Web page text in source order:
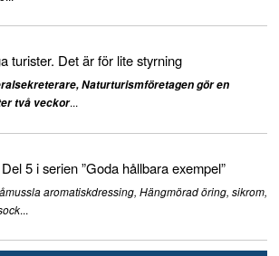
turister. Det är för lite styrning
Naturturismföretagen gör en
två veckor...
5 i serien ”Goda hållbara exempel”
aromatiskdressing, Hängmörad öring, sikrom,
...